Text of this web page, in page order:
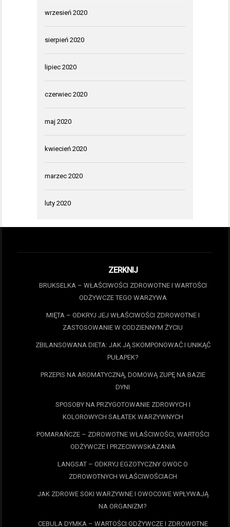
wrzesień 2020
sierpień 2020
lipiec 2020
czerwiec 2020
maj 2020
kwiecień 2020
marzec 2020
luty 2020
ZERKNIJ
BRUKSELKA – WŁAŚCIWOŚCI ZDROWOTNE I WARTOŚCI
ODŻYWCZE TEGO WARZYWA
MIĘTA – ODKRYJ JEJ WŁAŚCIWOŚCI ZDROWOTNE I
ZASTOSOWANIE W CODZIENNYM ŻYCIU
ZBILANSOWANA DIETA: JAK JĄ SKOMPONOWAĆ I UNIKĄĆ
PUŁAPEK?
PRZEPIS NA AROMATYCZNĄ, DOMOWĄ ZUPĘ NA BAZIE
DYNI
SPOSOBY NA PRZYGOTOWANIE ZDROWYCH I
KOLOROWYCH SAŁATEK WARZYWNYCH
POMARAŃCZE – ZDROWOTNE WŁAŚCIWOŚCI, WARTOŚCI
ODŻYWCZE I PRZECIWWSKAZANIA
LANGSAT – ODKRYJ EGZOTYCZNY OWOC O
ZDROWOTNYCH WŁAŚCIWOŚCIACH
JAK ZDROWE SOKI WARZYWNE I OWOCOWE WPŁYWAJĄ
NA ORGANIZM?
CEBULA DYMKA – WARTOŚCI ODŻYWCZE I ZDROWOTNE